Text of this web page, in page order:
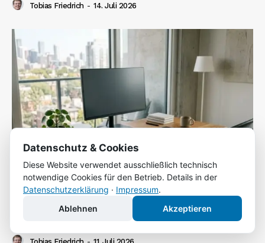
Tobias Friedrich - 14. Juli 2026
Berufskleidung im Betrieb: Sicherheit, Hygiene
Datenschutz & Cookies
Diese Website verwendet ausschließlich technisch
notwendige Cookies für den Betrieb. Details in der
Datenschutzerklärung · Impressum.
Ablehnen
Akzeptieren